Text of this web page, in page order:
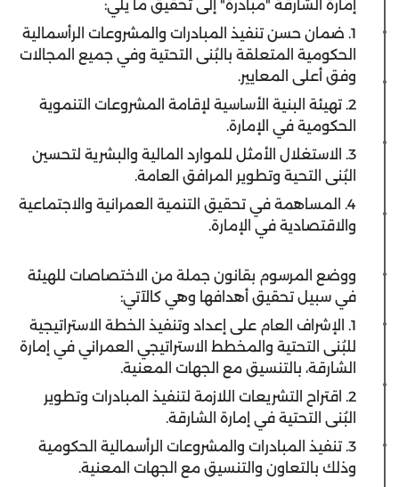
إمارة الشارقة "مبادرة" إلى تحقيق ما يلي:
1. ضمان حسن تنفيذ المبادرات والمشروعات الرأسمالية
الحكومية المتعلقة بالبُنى التحتية وفي جميع المجالات
وفق أعلى المعايير.
2. تهيئة البنية الأساسية لإقامة المشروعات التنموية
الحكومية في الإمارة.
3. الاستغلال الأمثل للموارد المالية والبشرية لتحسين
البُنى التحية وتطوير المرافق العامة.
4. المساهمة في تحقيق التنمية العمرانية والاجتماعية
والاقتصادية في الإمارة.
ووضع المرسوم بقانون جملة من الاختصاصات للهيئة
في سبيل تحقيق أهدافها وهي كالآتي:
1. الإشراف العام على إعداد وتنفيذ الخطة الاستراتيجية
للبُنى التحتية والمخطط الاستراتيجي العمراني في إمارة
الشارقة، بالتنسيق مع الجهات المعنية.
2. اقتراح التشريعات اللازمة لتنفيذ المبادرات وتطوير
البُنى التحتية في إمارة الشارقة.
3. تنفيذ المبادرات والمشروعات الرأسمالية الحكومية
وذلك بالتعاون والتنسيق مع الجهات المعنية.